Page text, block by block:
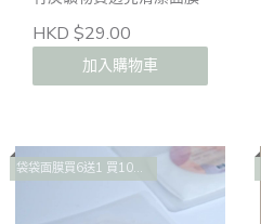
HKD $29.00
加入購物車
袋袋面膜買6送1 買10送2 買14送4